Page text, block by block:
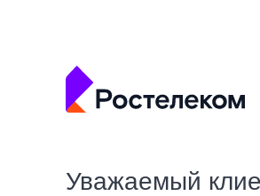
Уважаемый